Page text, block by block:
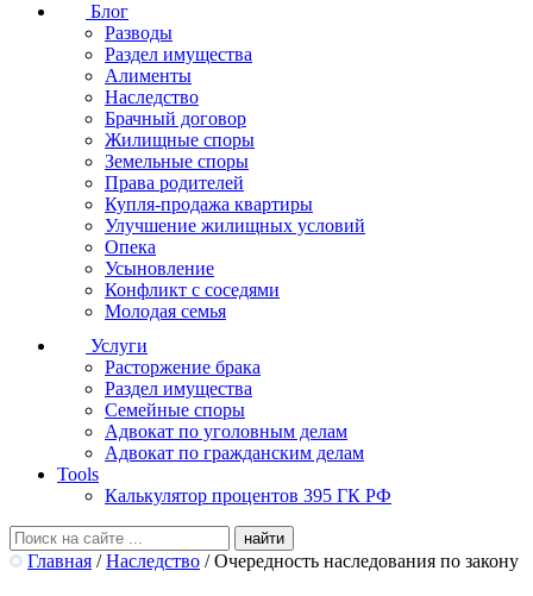
Блог
Разводы
Раздел имущества
Алименты
Наследство
Брачный договор
Жилищные споры
Земельные споры
Права родителей
Купля-продажа квартиры
Улучшение жилищных условий
Опека
Усыновление
Конфликт с соседями
Молодая семья
Услуги
Расторжение брака
Раздел имущества
Семейные споры
Адвокат по уголовным делам
Адвокат по гражданским делам
Tools
Калькулятор процентов 395 ГК РФ
Главная / Наследство / Очередность наследования по закону